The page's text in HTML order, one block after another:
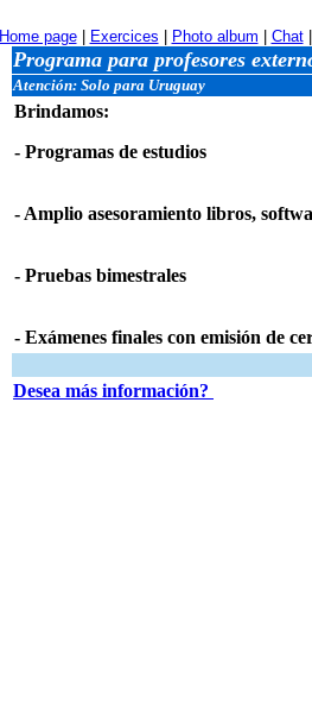
Home page| Exercices Photo album Chat|
Programa para profesores
Atención: Solo para Uruguay
Brindamos:
- Programas de estudios
- Amplio asesoramiento libros,
- Pruebas bimestrales
- Exámenes finales con emisión de
Desea más información?